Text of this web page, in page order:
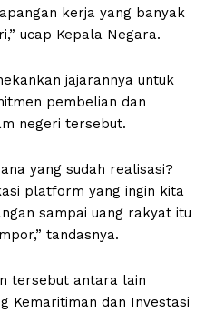
kerja yang banyak
ucap Kepala Negara.
jajarannya untuk
pembelian dan
negeri tersebut.
yang sudah realisasi?
platform yang ingin kita
sampai uang rakyat itu
tandasnya.
tersebut antara lain
Kemaritiman dan Investasi